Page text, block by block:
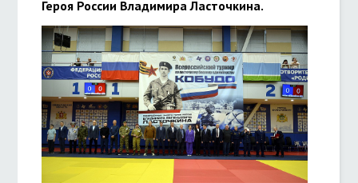
Героя России Владимира Ласточкина.